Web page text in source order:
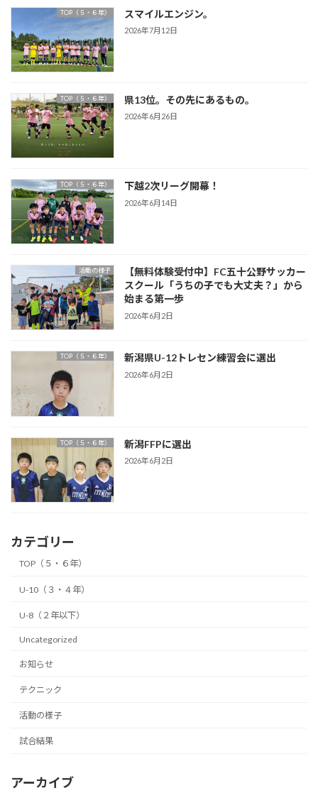
TOP（５・６年） スマイルエンジン。
2026年7月12日
TOP（５・６年） 県13位。その先にあるもの。
2026年6月26日
TOP（５・６年） 下越2次リーグ開幕！
2026年6月14日
活動の様子
【無料体験受付中】FC五十公野サッカー
スクール「うちの子でも大丈夫？」から
始まる第一歩
2026年6月2日
TOP（５・６年） 新潟県U-12トレセン練習会に選出
2026年6月2日
TOP（５・６年） 新潟FFPに選出
2026年6月2日
カテゴリー
TOP（５・６年）
U-10（３・４年）
U-8（２年以下）
Uncategorized
お知らせ
テクニック
活動の様子
試合結果
アーカイブ